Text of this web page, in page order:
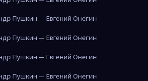
Пушкин — Евгений Онегин
Пушкин — Евгений Онегин
Пушкин — Евгений Онегин
Пушкин — Евгений Онегин